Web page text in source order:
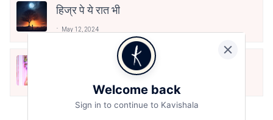
हिज्र पे ये रात भी
May 12, 2024
मोहब्बत के सफ़र को एक हँसी आग़ाज़ दे देना -
अनामिका अम्बर जैन
Welcome back
Sign in to continue to Kavishala